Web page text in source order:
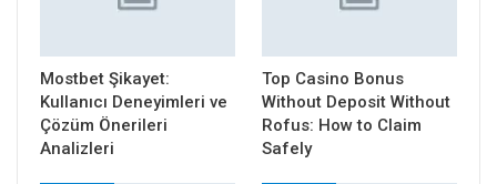
Mostbet Şikayet:
Kullanıcı Deneyimleri ve
Çözüm Önerileri
Analizleri
Top Casino Bonus
Without Deposit Without
Rofus: How to Claim
Safely